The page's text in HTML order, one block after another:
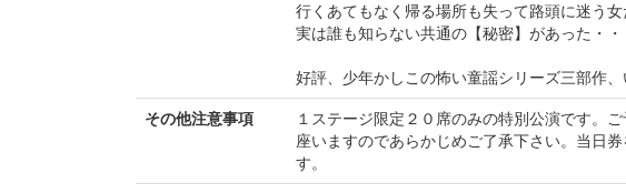
行くあてもなく帰る場所も失って路頭に迷う女
実は誰も知らない共通の【秘密】があった・・
好評、少年かしこの怖い童謡シリーズ三部作、
その他注意事項
１ステージ限定２０席のみの特別公演です。
座いますのであらかじめご了承下さい。当日
す。